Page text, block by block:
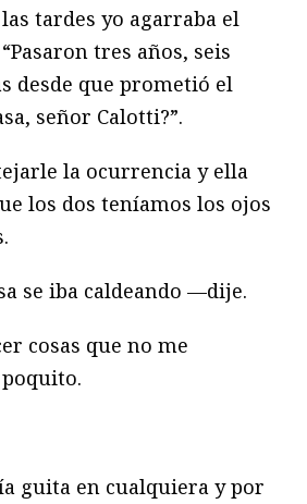
tardes yo agarraba el
tres años, seis
desde que prometió el
señor Calotti?”.
la ocurrencia y ella
los dos teníamos los ojos
se iba caldeando —dije.
cosas que no me
guita en cualquiera y por